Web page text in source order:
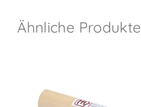
Ähnliche Produkte